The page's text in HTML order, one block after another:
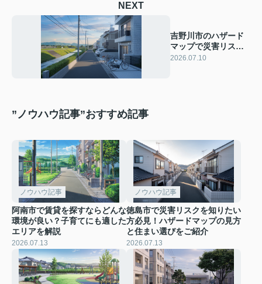
NEXT
吉野川市のハザード
マップで災害リスク
を知る！賃貸選びの
2026.07.10
”ノウハウ記事”おすすめ記事
ノウハウ記事
阿南市で賃貸を探すならどんな
環境が良い？子育てにも適した
エリアを解説
2026.07.13
ノウハウ記事
徳島市で災害リスクを知りたい
方必見！ハザードマップの見方
と住まい選びをご紹介
2026.07.13